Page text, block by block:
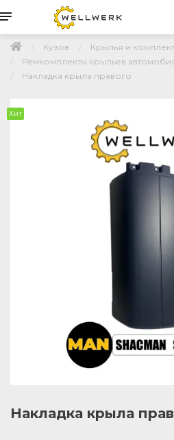
Кузов
Крылья и
Ремкомплекты крыльев
Накладка крыла правого
Хит
Накладка крыла